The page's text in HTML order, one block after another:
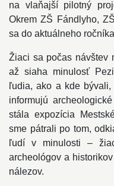
na vlaňajší pilotný
Okrem ZŠ Fándlyho,
sa do aktuálneho
Žiaci sa počas návštev
až siaha minulosť
ľudia, ako a kde
informujú
stála expozícia
sme pátrali po tom,
ľudí v minulosti –
archeológov a
nálezov.